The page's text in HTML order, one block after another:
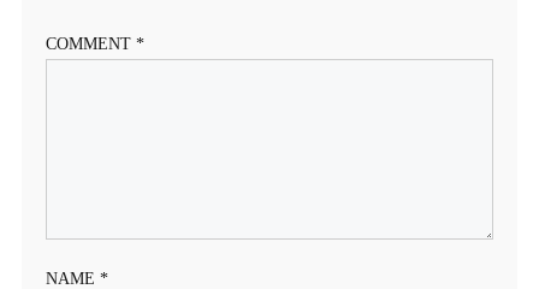
COMMENT *
NAME *